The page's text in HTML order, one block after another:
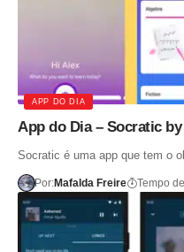
APP DO DIA
App do Dia – Socratic
Socratic é uma app que tem o
Por:Mafalda Freire Tempo